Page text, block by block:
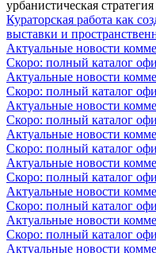
урбанистическая
Кураторская работа как
выставки и
Актуальные новости
Скоро: полный каталог
Актуальные новости
Скоро: полный каталог
Актуальные новости
Скоро: полный каталог
Актуальные новости
Скоро: полный каталог
Актуальные новости
Скоро: полный каталог
Актуальные новости
Скоро: полный каталог
Актуальные новости
Скоро: полный каталог
Актуальные новости